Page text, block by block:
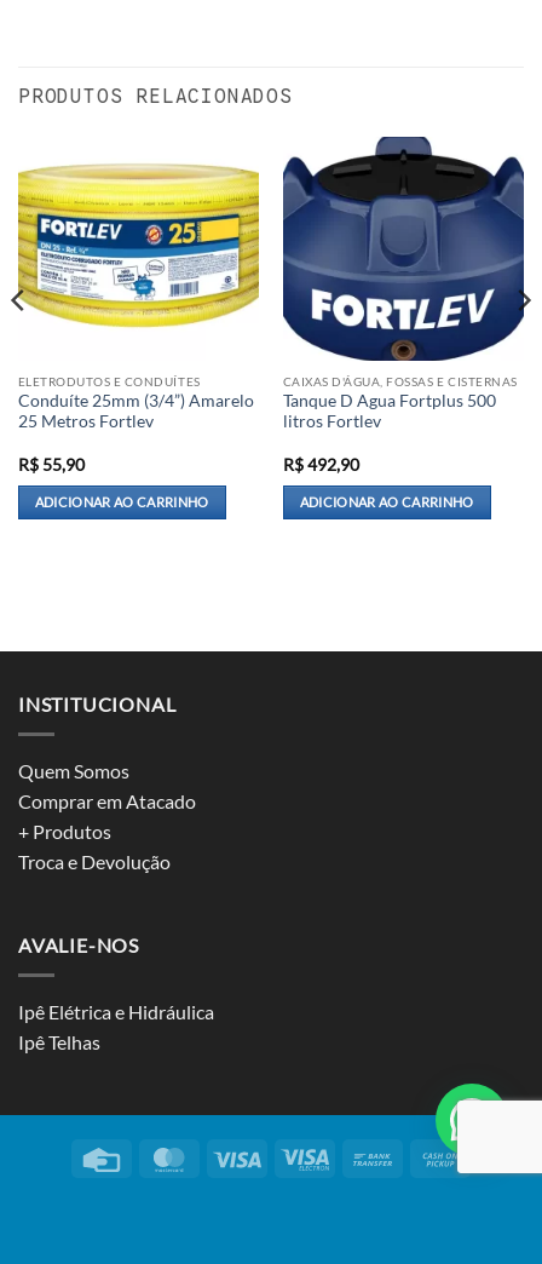
PRODUTOS RELACIONADOS
ELETRODUTOS E CONDUÍTES
Conduíte 25mm (3/4”) Amarelo
25 Metros Fortlev
R$55,90
ADICIONAR AO CARRINHO
CAIXAS D'ÁGUA, FOSSAS E CISTERNAS
Tanque D Agua Fortplus 500
litros Fortlev
R$492,90
ADICIONAR AO CARRINHO
INSTITUCIONAL
Quem Somos
Comprar em Atacado
+ Produtos
Troca e Devolução
AVALIE-NOS
Ipê Elétrica e Hidráulica
Ipê Telhas
Credit
MasterCardVisa
Visa
Bank